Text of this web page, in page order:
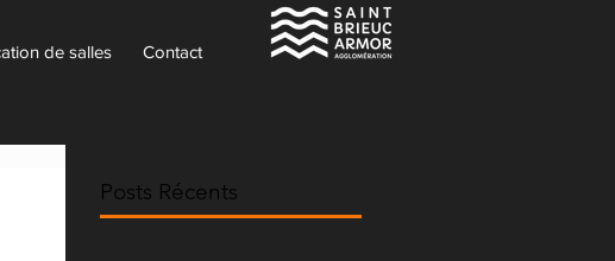
de salles Contact
Posts Récents